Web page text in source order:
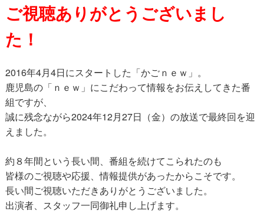
ご視聴ありがとうございまし
た！
2016年4月4日にスタートした「かごｎｅｗ」。
鹿児島の「ｎｅｗ」にこだわって情報をお伝えしてきた番
組ですが、
誠に残念ながら2024年12月27日（金）の放送で最終回を迎
えました。
約８年間という長い間、番組を続けてこられたのも
皆様のご視聴や応援、情報提供があったからこそです。
長い間ご視聴いただきありがとうございました。
出演者、スタッフ一同御礼申し上げます。